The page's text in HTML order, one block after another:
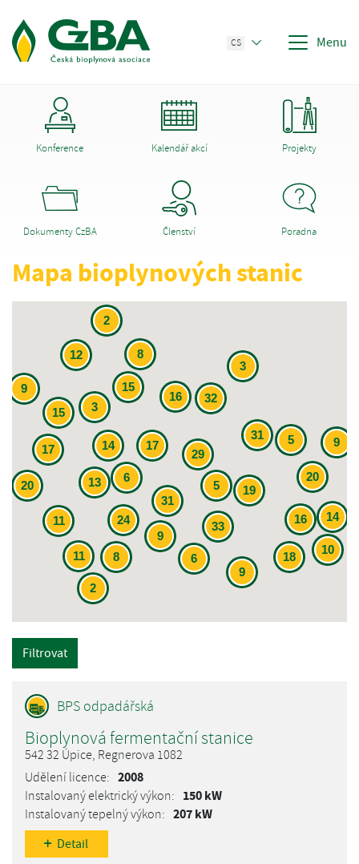
CS Menu
Konference Kalendář akcí Projekty
Dokumenty CzBA Členství Poradna
Mapa bioplynových stanic
31
31
33
17
11
9
18
20
24
32
10
13
29
14
15
17
16
19
8
11 14
15
8
16
20
9
6
9
12
6
2
9
3
5
3
2
5
Filtrovat
Bioplynová fermentační stanice
542 32 Úpice, Regnerova 1082
2008
150 kW
207 kW
Detail